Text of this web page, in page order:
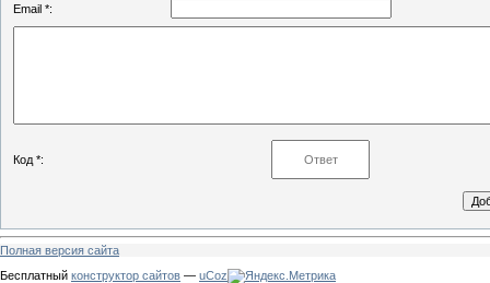
Email *:
Код *:
Полная версия сайта
Бесплатный конструктор сайтов — uCoz